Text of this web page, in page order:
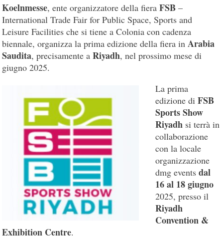
Koelnmesse, ente organizzatore della fieraFSB –
International Trade Fair for Public Space, Sports and
Leisure Facilities che si tiene a Colonia con cadenza
biennale, organizza la prima edizione della fiera in Arabia
Saudita, precisamente aRiyadh, nel prossimo mese di
giugno 2025.
La prima
edizione diFSB
Sports Show
Riyadh si terrà in
collaborazione
con la locale
organizzazione
dmg eventsdal
16 al 18 giugno
2025, presso il
Riyadh
Convention &
Exhibition Centre.